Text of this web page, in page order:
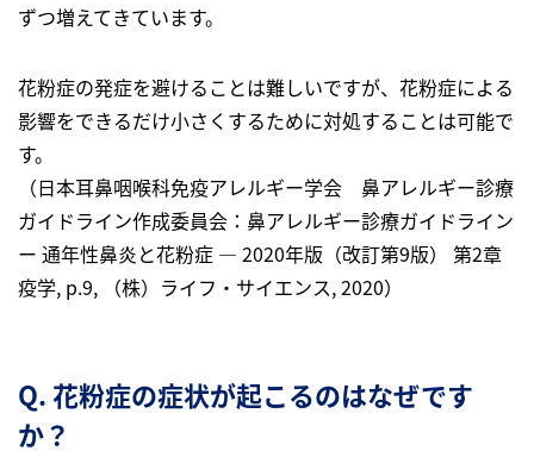
ずつ増えてきています。
花粉症の発症を避けることは難しいですが、花粉症による
影響をできるだけ小さくするために対処することは可能で
す。
（日本耳鼻咽喉科免疫アレルギー学会 鼻アレルギー診療
ガイドライン作成委員会：鼻アレルギー診療ガイドライン
ー 通年性鼻炎と花粉症 ― 2020年版（改訂第9版） 第2章
疫学, p.9, （株）ライフ・サイエンス, 2020）
Q. 花粉症の症状が起こるのはなぜです
か？